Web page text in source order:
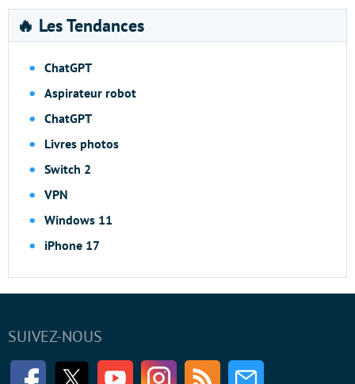
🔥 Les Tendances
ChatGPT
Aspirateur robot
ChatGPT
Livres photos
Switch 2
VPN
Windows 11
iPhone 17
SUIVEZ-NOUS
FacebookTwitter Youtube InstagramRSS Newsletter